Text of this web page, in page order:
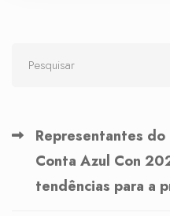
Representantes
Conta Azul Con
tendências para a